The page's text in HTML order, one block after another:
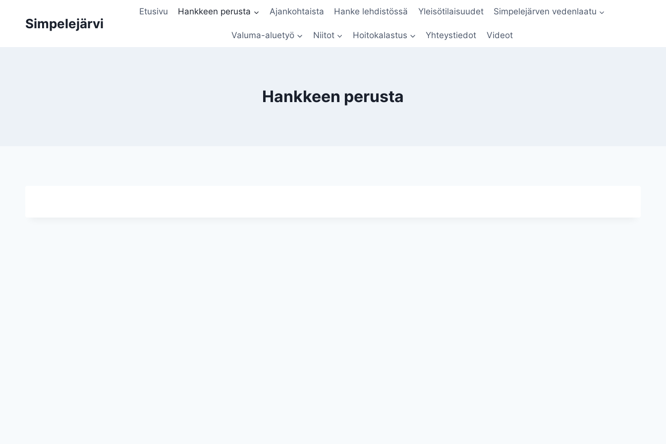
sisältöönSimpelejärvi
Etusivu Hankkeen perusta Ajankohtaista Hanke lehdistössä Yleisötilaisuudet Simpelejärven vedenlaatu
Valuma-aluetyö Niitot Hoitokalastus Yhteystiedot Videot
Hankkeen perusta